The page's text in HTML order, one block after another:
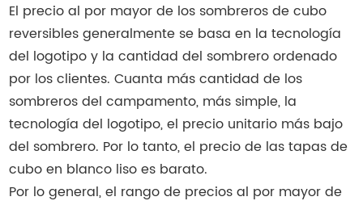
El precio al por mayor de los sombreros de cubo
reversibles generalmente se basa en la tecnología
del logotipo y la cantidad del sombrero ordenado
por los clientes. Cuanta más cantidad de los
sombreros del campamento, más simple, la
tecnología del logotipo, el precio unitario más bajo
del sombrero. Por lo tanto, el precio de las tapas de
cubo en blanco liso es barato.
Por lo general, el rango de precios al por mayor de